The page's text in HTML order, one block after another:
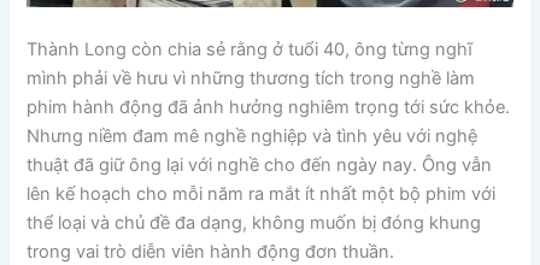
Thành Long còn chia sẻ rằng ở tuổi 40, ông từng nghĩ
mình phải về hưu vì những thương tích trong nghề làm
phim hành động đã ảnh hưởng nghiêm trọng tới sức khỏe.
Nhưng niềm đam mê nghề nghiệp và tình yêu với nghệ
thuật đã giữ ông lại với nghề cho đến ngày nay. Ông vẫn
lên kế hoạch cho mỗi năm ra mắt ít nhất một bộ phim với
thể loại và chủ đề đa dạng, không muốn bị đóng khung
trong vai trò diễn viên hành động đơn thuần.